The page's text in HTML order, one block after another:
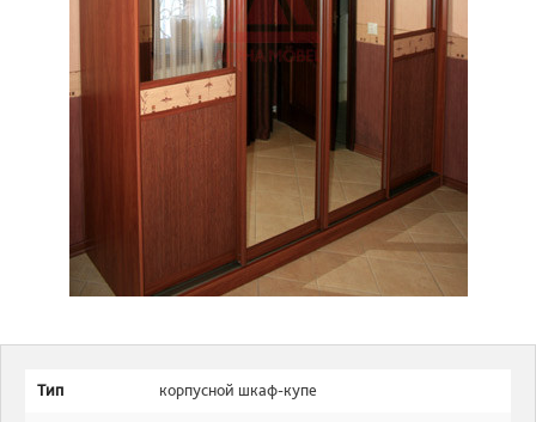
Тип корпусной шкаф-купе